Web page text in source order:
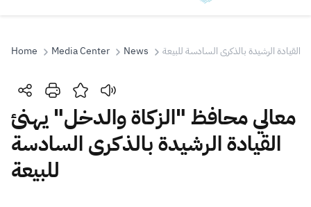
Search
Search Search AI
Suggestions
Home Media Center News الرشيدة بالذكرى السادسة للبيعة
معالي محافظ "الزكاة والدخل" يهنئ
القيادة الرشيدة بالذكرى السادسة
للبيعة